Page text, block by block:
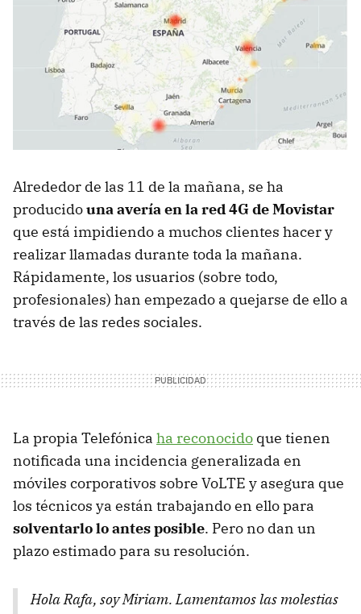
Alrededor de las 11 de la mañana, se ha
producidouna avería en la red 4G de Movistar
que está impidiendo a muchos clientes hacer y
realizar llamadas durante toda la mañana.
Rápidamente, los usuarios (sobre todo,
profesionales) han empezado a quejarse de ello a
través de las redes sociales.
La propia Telefónica ha reconocido que tienen
notificada una incidencia generalizada en
móviles corporativos sobre VoLTE y asegura que
los técnicos ya están trabajando en ello para
solventarlo lo antes posible. Pero no dan un
plazo estimado para su resolución.
Hola Rafa, soy Miriam. Lamentamos las molestias